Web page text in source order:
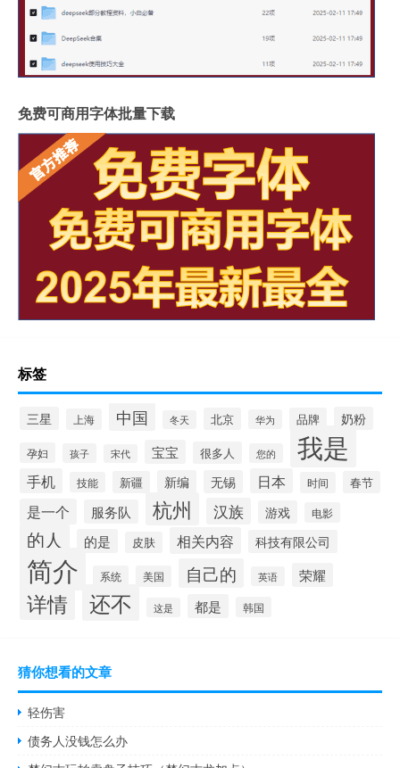
免费可商用字体批量下载
标签
三星 上海 中国 冬天 北京 华为 品牌 奶粉
孕妇 孩子 宋代 宝宝 很多人 您的 我是
手机 技能 新疆 新编 无锡 日本 时间 春节
是一个 服务队 杭州 汉族 游戏 电影
的人 的是 皮肤 相关内容 科技有限公司
简介 系统 美国 自己的 英语 荣耀
详情 还不 这是 都是 韩国
猜你想看的文章
轻伤害
债务人没钱怎么办